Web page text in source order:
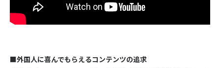
■外国人に喜んでもらえるコンテンツの追求